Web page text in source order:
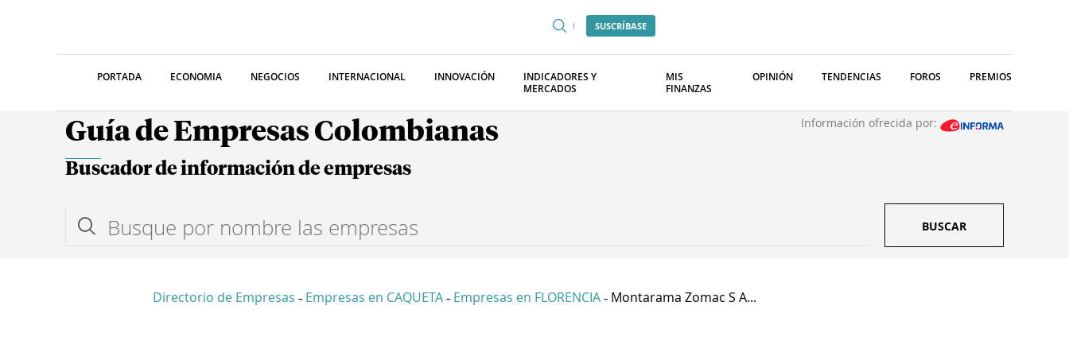
SUSCRÍBASE
PORTADA ECONOMIA NEGOCIOS INTERNACIONAL INNOVACIÓN
INDICADORES Y
MERCADOS
MIS
FINANZAS
OPINIÓN TENDENCIAS FOROS PREMIOS
Guía de Empresas Colombianas Información ofrecida por:
Buscador de información de empresas
BUSCAR
Directorio de Empresas - Empresas en CAQUETA - Empresas en FLORENCIA - Montarama Zomac S A...